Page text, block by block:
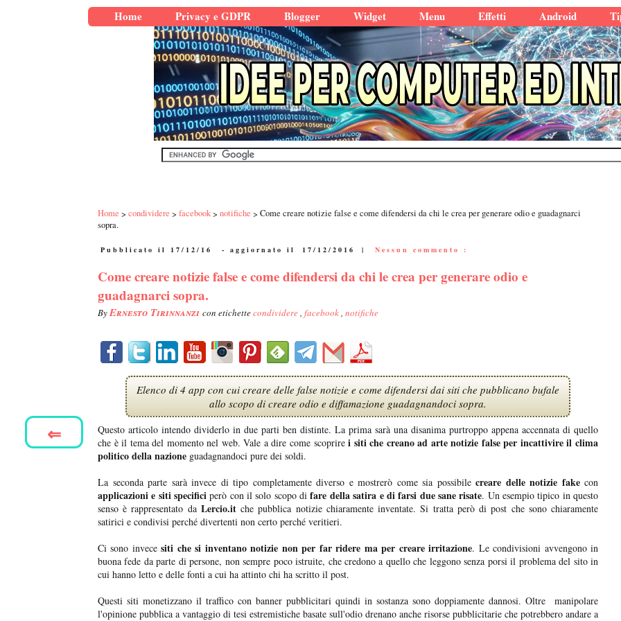
Home Privacy e GDPR Blogger Widget Menu Effetti Android
Home condividere facebook notifiche
Come creare notizie false e come difendersi da chi le crea per generare odio e guadagnarci
sopra.
Pubblicato il 17/12/16 - aggiornato il 17/12/2016 | Nessun commento :
Come creare notizie false e come difendersi da chi le crea per generare odio e
guadagnarci sopra.
ByErnesto Tirinnanzi con etichettecondividere, facebook, notifiche
Elenco di 4 app con cui creare delle false notizie e come difendersi dai siti che pubblicano bufale
allo scopo di creare odio e diffamazione guadagnandoci sopra.
Questo articolo intendo dividerlo in due parti ben distinte. La prima sarà una disanima purtroppo appena accennata di quello
che è il tema del momento nel web. Vale a dire come scoprirei siti che creano ad arte notizie false per incattivire il clima
politico della nazione guadagnandoci pure dei soldi.
La seconda parte sarà invece di tipo completamente diverso e mostrerò come sia possibile creare delle notizie fakecon
applicazioni e siti specifici però con il solo scopo di fare della satira e di farsi due sane risate. Un esempio tipico in questo
senso è rappresentato daLercio.itche pubblica notizie chiaramente inventate. Si tratta però di post che sono chiaramente
satirici e condivisi perché divertenti non certo perché veritieri.
Ci sono invecesiti che si inventano notizie non per far ridere ma per creare irritazione. Le condivisioni avvengono in
buona fede da parte di persone, non sempre poco istruite, che credono a quello che leggono senza porsi il problema del sito in
cui hanno letto e delle fonti a cui ha attinto chi ha scritto il post.
Questi siti monetizzano il traffico con banner pubblicitari quindi in sostanza sono doppiamente dannosi. Oltre manipolare
l'opinione pubblica a vantaggio di tesi estremistiche basate sull'odio drenano anche risorse pubblicitarie che potrebbero andare a
⇐